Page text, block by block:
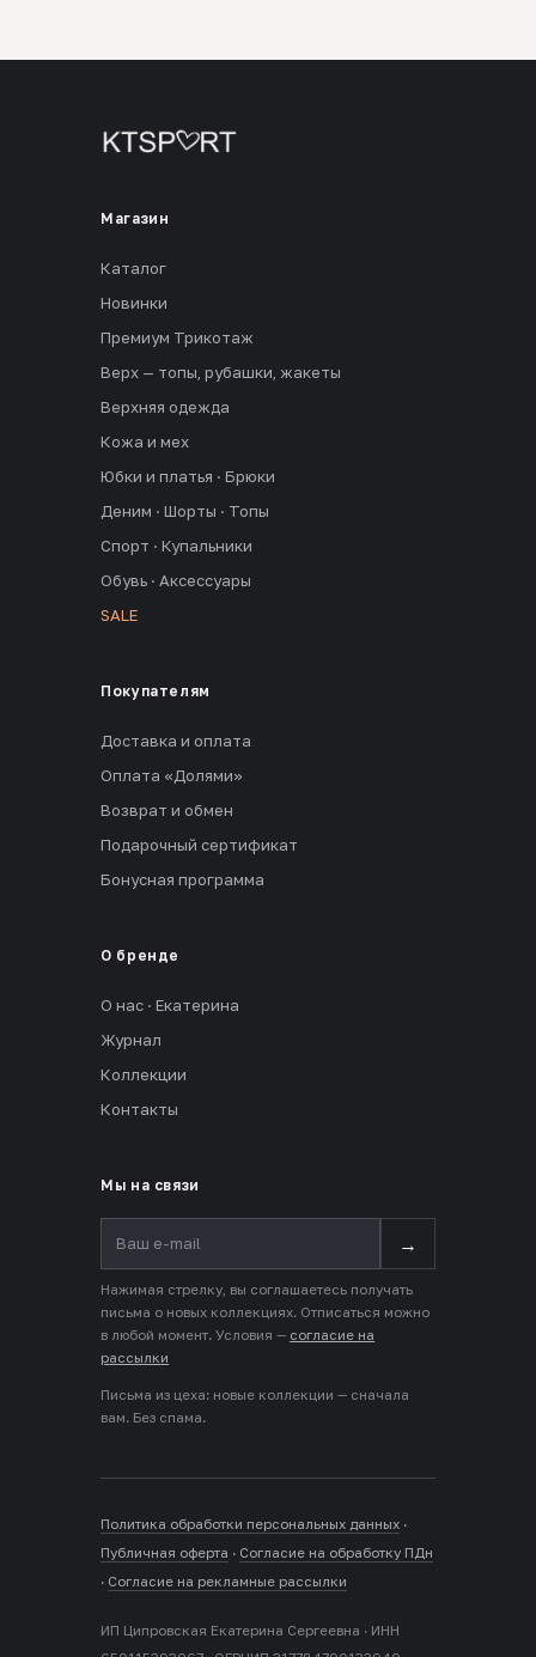
Магазин
Каталог
Новинки
Премиум Трикотаж
Верх — топы, рубашки, жакеты
Верхняя одежда
Кожа и мех
Юбки и платья · Брюки
Деним · Шорты · Топы
Спорт · Купальники
Обувь · Аксессуары
SALE
Покупателям
Доставка и оплата
Оплата «Долями»
Возврат и обмен
Подарочный сертификат
Бонусная программа
О бренде
О нас · Екатерина
Журнал
Коллекции
Контакты
Мы на связи
→
Нажимая стрелку, вы соглашаетесь получать
письма о новых коллекциях. Отписаться можно
в любой момент. Условия — согласие на
рассылки
Письма из цеха: новые коллекции — сначала
вам. Без спама.
Политика обработки персональных данных ·
Публичная оферта · Согласие на обработку ПДн
· Согласие на рекламные рассылки
ИП Ципровская Екатерина Сергеевна · ИНН